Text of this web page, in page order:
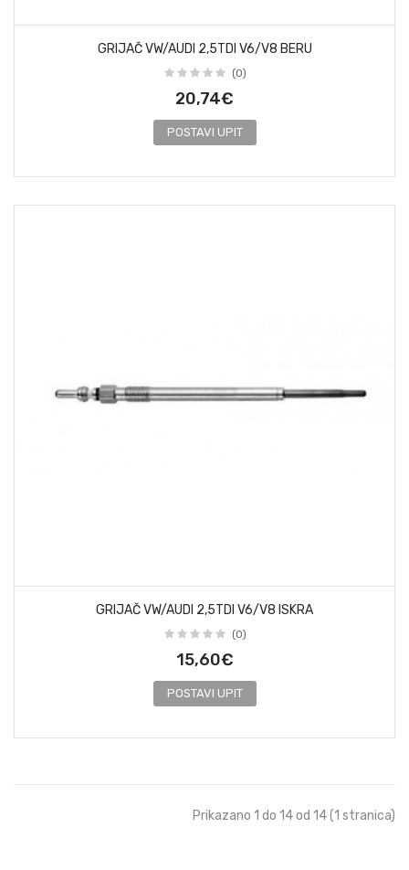
GRIJAČ VW/AUDI 2,5TDI V6/V8 BERU
(0)
20,74€
POSTAVI UPIT
GRIJAČ VW/AUDI 2,5TDI V6/V8 ISKRA
(0)
15,60€
POSTAVI UPIT
Prikazano 1 do 14 od 14 (1 stranica)